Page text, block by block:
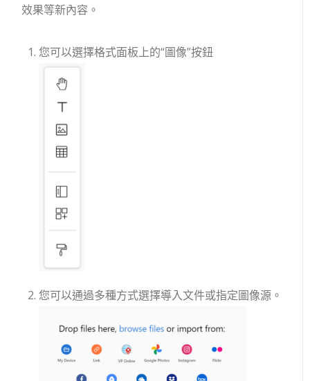
效果等新內容。
您可以選擇格式面板上的“圖像”按鈕
您可以通過多種方式選擇導入文件或指定圖像源。